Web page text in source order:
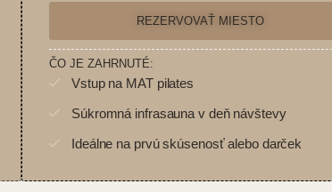
REZERVOVAŤ MIESTO
ČO JE ZAHRNUTÉ:
Vstup na MAT pilates
Súkromná infrasauna v deň návštevy
Ideálne na prvú skúsenosť alebo darček